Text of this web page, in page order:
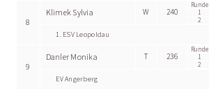
8
Klimek Sylvia W 240
Runde
1
2
1. ESV Leopoldau
9
Danler Monika T 236
Runde
1
2
EV Angerberg